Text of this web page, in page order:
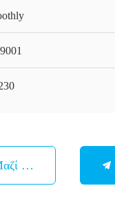
Μας